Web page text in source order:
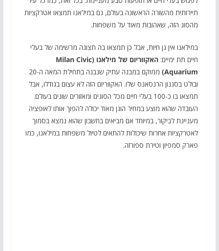
תיירותית מהשורה הראשונה בעולם, גם במילאנו תמצאו אטרקציות
מהסוג הזה, שאהובות מאוד על משפחות.
במילאנו אין גן חיות, אבל כן תמצאו בה תצוגה מרשימה של בעלי
חיים תת ימיים:
האקווריום של מילאנו (Milan Civic
Aquarium)
ממוקם במבנה עתיק שנבנה בתחילת המאה ה-20
ובולט בסגנון הרנסאנס שלו. האקווריום הזה לא עצום בגודלו, אבל
תמצאו בו כ-100 בעלי חיים מכל הסוגים ומאזורים שונים בעולם.
העובדה שהוא מוצע במחיר הוגן מאוד יכולה להפוך אותו לאופציה
מעניינת לביקור, במיוחד אם מביאים בחשבון שהוא נמצא בסמוך
לאטרקציות אחרות שיכולות להתאים לטיול משפחות במילאנו, כמו
פארק סמפיון וטירת ספורזה.